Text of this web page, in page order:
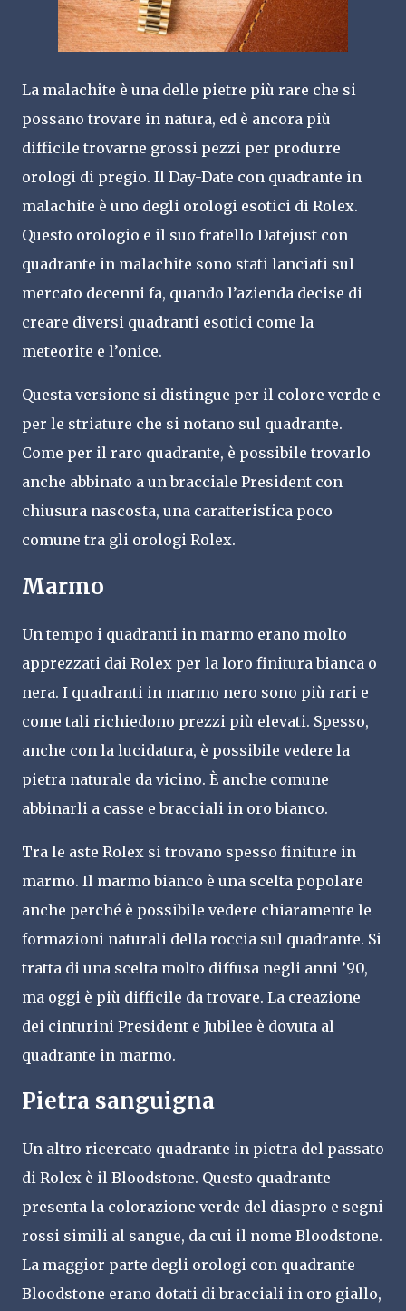
La malachite è una delle pietre più rare che si
possano trovare in natura, ed è ancora più
difficile trovarne grossi pezzi per produrre
orologi di pregio. Il Day-Date con quadrante in
malachite è uno degli orologi esotici di Rolex.
Questo orologio e il suo fratello Datejust con
quadrante in malachite sono stati lanciati sul
mercato decenni fa, quando l’azienda decise di
creare diversi quadranti esotici come la
meteorite e l’onice.
Questa versione si distingue per il colore verde e
per le striature che si notano sul quadrante.
Come per il raro quadrante, è possibile trovarlo
anche abbinato a un bracciale President con
chiusura nascosta, una caratteristica poco
comune tra gli orologi Rolex.
Marmo
Un tempo i quadranti in marmo erano molto
apprezzati dai Rolex per la loro finitura bianca o
nera. I quadranti in marmo nero sono più rari e
come tali richiedono prezzi più elevati. Spesso,
anche con la lucidatura, è possibile vedere la
pietra naturale da vicino. È anche comune
abbinarli a casse e bracciali in oro bianco.
Tra le aste Rolex si trovano spesso finiture in
marmo. Il marmo bianco è una scelta popolare
anche perché è possibile vedere chiaramente le
formazioni naturali della roccia sul quadrante. Si
tratta di una scelta molto diffusa negli anni ’90,
ma oggi è più difficile da trovare. La creazione
dei cinturini President e Jubilee è dovuta al
quadrante in marmo.
Pietra sanguigna
Un altro ricercato quadrante in pietra del passato
di Rolex è il Bloodstone. Questo quadrante
presenta la colorazione verde del diaspro e segni
rossi simili al sangue, da cui il nome Bloodstone.
La maggior parte degli orologi con quadrante
Bloodstone erano dotati di bracciali in oro giallo,